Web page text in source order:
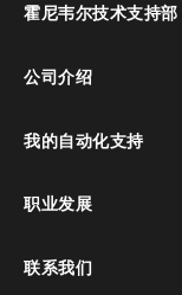
霍尼韦尔技术支持部
公司介绍
我的自动化支持
职业发展
联系我们